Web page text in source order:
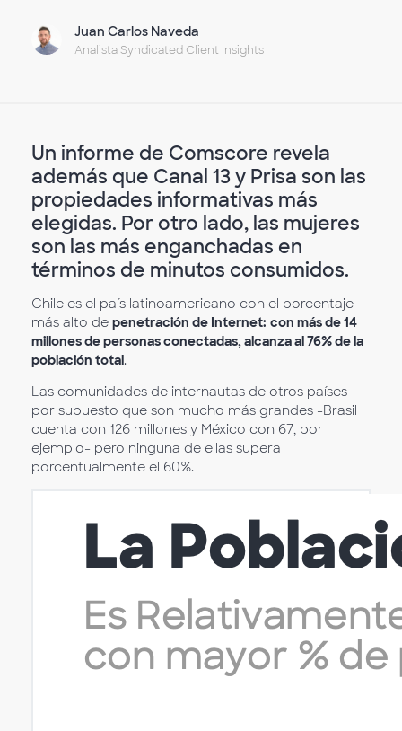
Juan Carlos Naveda
Analista Syndicated Client Insights
Un informe de Comscore revela
además que Canal 13 y Prisa son las
propiedades informativas más
elegidas. Por otro lado, las mujeres
son las más enganchadas en
términos de minutos consumidos.
Chile es el país latinoamericano con el porcentaje
más alto de penetración de Internet: con más de 14
millones de personas conectadas, alcanza al 76% de la
población total.
Las comunidades de internautas de otros países
por supuesto que son mucho más grandes -Brasil
cuenta con 126 millones y México con 67, por
ejemplo- pero ninguna de ellas supera
porcentualmente el 60%.